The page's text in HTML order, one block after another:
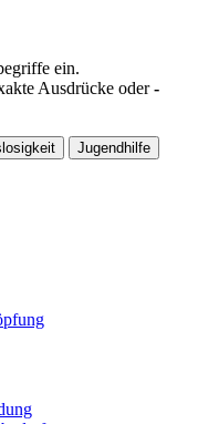
ein.
Ausdrücke oder-
Jugendhilfe